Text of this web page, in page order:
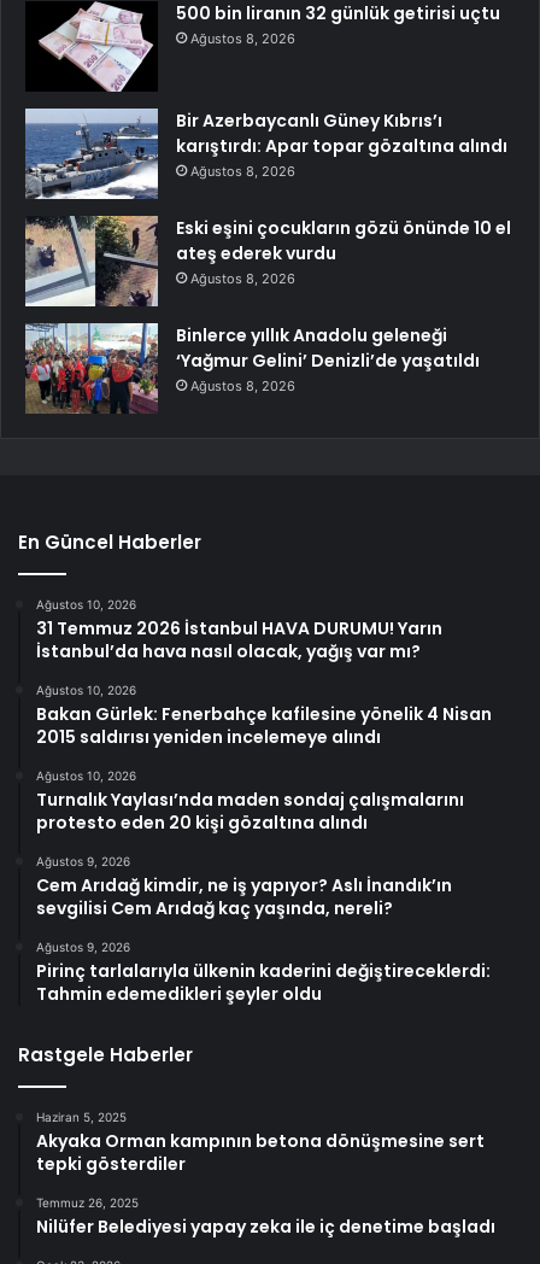
500 bin liranın 32 günlük getirisi uçtu
Ağustos 8, 2026
Bir Azerbaycanlı Güney Kıbrıs’ı
karıştırdı: Apar topar gözaltına alındı
Ağustos 8, 2026
Eski eşini çocukların gözü önünde 10 el
ateş ederek vurdu
Ağustos 8, 2026
Binlerce yıllık Anadolu geleneği
‘Yağmur Gelini’ Denizli’de yaşatıldı
Ağustos 8, 2026
En Güncel Haberler
Ağustos 10, 2026
31 Temmuz 2026 İstanbul HAVA DURUMU! Yarın
İstanbul’da hava nasıl olacak, yağış var mı?
Ağustos 10, 2026
Bakan Gürlek: Fenerbahçe kafilesine yönelik 4 Nisan
2015 saldırısı yeniden incelemeye alındı
Ağustos 10, 2026
Turnalık Yaylası’nda maden sondaj çalışmalarını
protesto eden 20 kişi gözaltına alındı
Ağustos 9, 2026
Cem Arıdağ kimdir, ne iş yapıyor? Aslı İnandık’ın
sevgilisi Cem Arıdağ kaç yaşında, nereli?
Ağustos 9, 2026
Pirinç tarlalarıyla ülkenin kaderini değiştireceklerdi:
Tahmin edemedikleri şeyler oldu
Rastgele Haberler
Haziran 5, 2025
Akyaka Orman kampının betona dönüşmesine sert
tepki gösterdiler
Temmuz 26, 2025
Nilüfer Belediyesi yapay zeka ile iç denetime başladı